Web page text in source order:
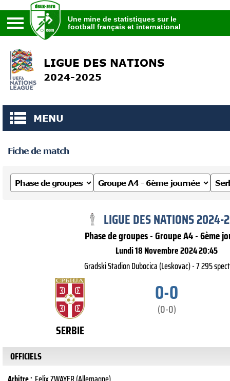
football français et international
Une mine de statistiques sur le
football français et international
LIGUE DES NATIONS
2024-2025
MENU
Fiche de match
LIGUE DES NATIONS
Phase de groupes - Groupe A4 - 6ème
Lundi 18 Novembre 2024 20:45
Gradski Stadion Dubocica (Leskovac) - 7 295
0-0
(0-0)
SERBIE
OFFICIELS